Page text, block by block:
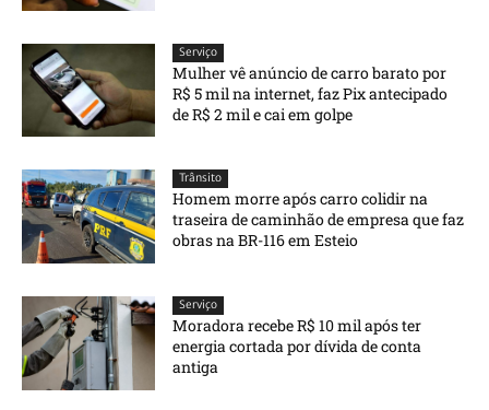
Serviço
Mulher vê anúncio de carro barato por
R$ 5 mil na internet, faz Pix antecipado
de R$ 2 mil e cai em golpe
Trânsito
Homem morre após carro colidir na
traseira de caminhão de empresa que faz
obras na BR-116 em Esteio
Serviço
Moradora recebe R$ 10 mil após ter
energia cortada por dívida de conta
antiga